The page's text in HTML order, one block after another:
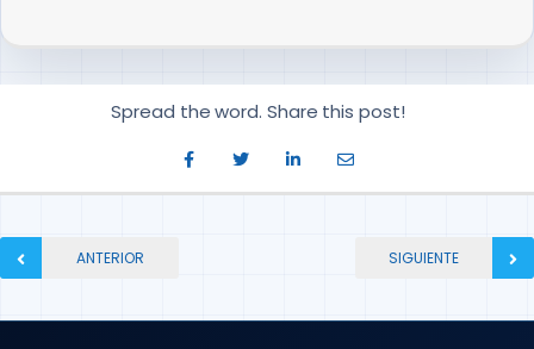
Spread the word. Share this post!
ANTERIOR SIGUIENTE